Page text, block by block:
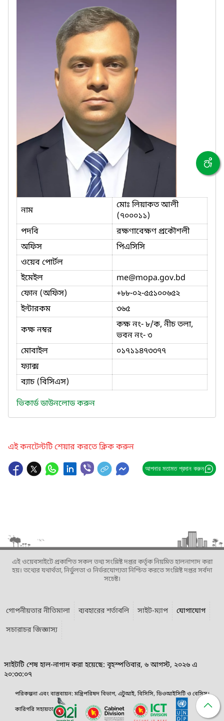
নাম
মোঃ লিয়াকত আলী
(৭০০০১১)
পদবি
রক্ষণাবেক্ষণ প্রকৌশলী
অফিস
পিএসিসি
ওয়েব পোর্টল
ইমেইল
me@mopa.gov.bd
ফোন (অফিস)
+৮৮-০২-৫৫১০০৬৫২
ইন্টারকম
৩৬৫
কক্ষ নম্বর
কক্ষ নং- ৮/ক, নীচ তলা,
ভবন নং- ৩
মোবাইল
০১৭১১৪৭৩৩৭৭
ফ্যাক্স
ব্যাচ (বিসিএস)
ভিকার্ড ডাউনলোড করুন
এই কনটেন্টটি শেয়ার করতে ক্লিক করুন
আপনার মতামত প্রদান করুন
এই ওয়েবসাইটে প্রকাশিত সকল তথ্য সংশ্লিষ্ট দপ্তর কর্তৃক নিয়মিত হালনাগাদ করা
হয়। তথ্যের যথার্থতা, নির্ভুলতা ও নির্ভরযোগ্যতা নিশ্চিত করতে সংশ্লিষ্ট দপ্তর সর্বদা
সচেষ্ট।
গোপনীয়তার নীতিমালা ব্যবহারের শর্তাবলি সাইট-ম্যাপ
যোগাযোগ
সচারাচর জিজ্ঞাস্য
সাইটটি শেষ হাল-নাগাদ করা হয়েছে: বৃহস্পতিবার, ৬ আগস্ট, ২০২৬ এ
২০:৩৩:০৭
পরিকল্পনা এবং বাস্তবায়ন: মন্ত্রিপরিষদ বিভাগ, এটুআই, বিসিসি, ডিওআইসিটি ও বেসিস।
কারিগরি সহায়তা